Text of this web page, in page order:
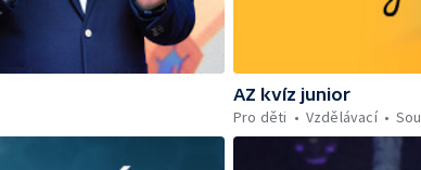
AZ kvíz junior
Pro děti
Vzdělávací